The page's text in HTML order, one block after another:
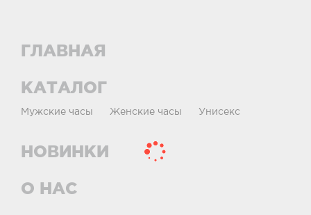
ГЛАВНАЯ
КАТАЛОГ
Мужские часы Женские часы Унисекс
НОВИНКИ
О НАС